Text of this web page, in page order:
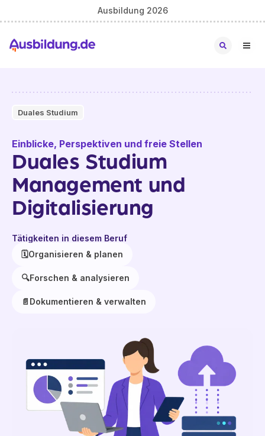
Ausbildung 2026
Duales Studium
Einblicke, Perspektiven und freie Stellen
Duales Studium
Management und
Digitalisierung
Tätigkeiten in diesem Beruf
🗓️Organisieren & planen
🔍Forschen & analysieren
📄 Dokumentieren & verwalten